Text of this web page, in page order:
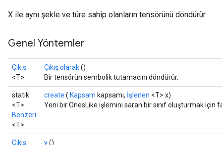
X ile aynı şekle ve türe sahip olanların tensörünü döndürür.
Genel Yöntemler
Çıkış
<T>
Çıkış olarak()
Bir tensörün sembolik tutamacını döndürür.
statik
<T>
Benzeri
<T>
create ( Kapsam kapsamı, İşlenen <T> x)
Yeni bir OnesLike işlemini saran bir sınıf oluşturmak için
Çıkış
y()